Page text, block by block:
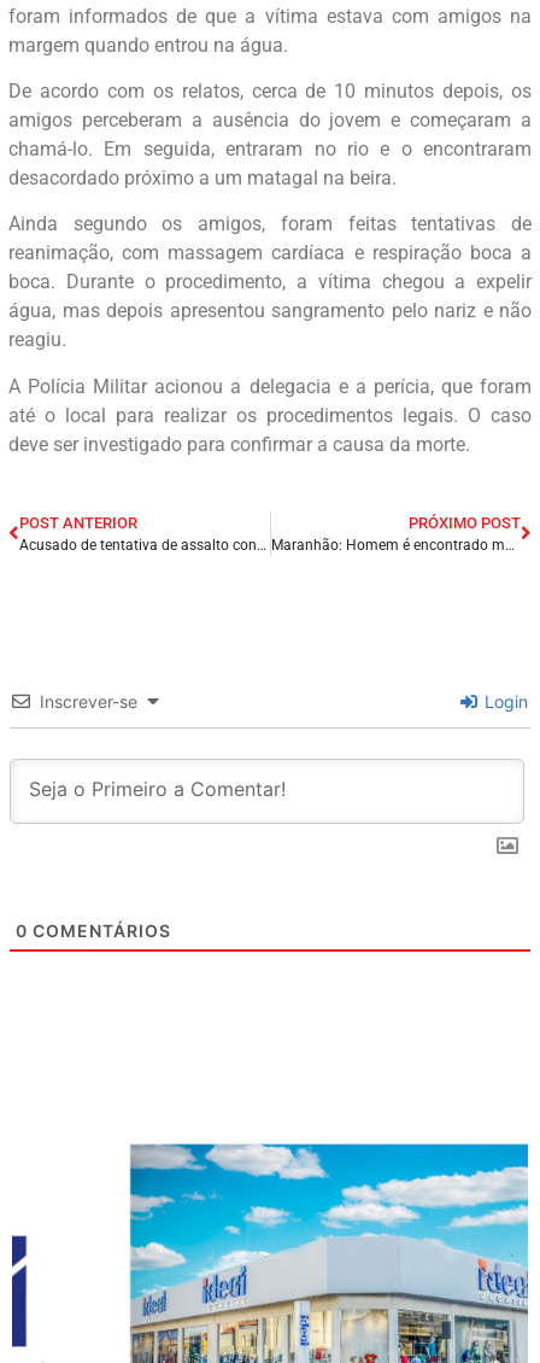
foram informados de que a vítima estava com amigos na
margem quando entrou na água.
De acordo com os relatos, cerca de 10 minutos depois, os
amigos perceberam a ausência do jovem e começaram a
chamá-lo. Em seguida, entraram no rio e o encontraram
desacordado próximo a um matagal na beira.
Ainda segundo os amigos, foram feitas tentativas de
reanimação, com massagem cardíaca e respiração boca a
boca. Durante o procedimento, a vítima chegou a expelir
água, mas depois apresentou sangramento pelo nariz e não
reagiu.
A Polícia Militar acionou a delegacia e a perícia, que foram
até o local para realizar os procedimentos legais. O caso
deve ser investigado para confirmar a causa da morte.
POST ANTERIOR
Acusado de tentativa de assalto contra PM de folga é baleado em São Luís (MA).
PRÓXIMO POST
Maranhão: Homem é encontrado morto após parar em área de facção criminosa por engano.
Inscrever-se Login
0 COMENTÁRIOS